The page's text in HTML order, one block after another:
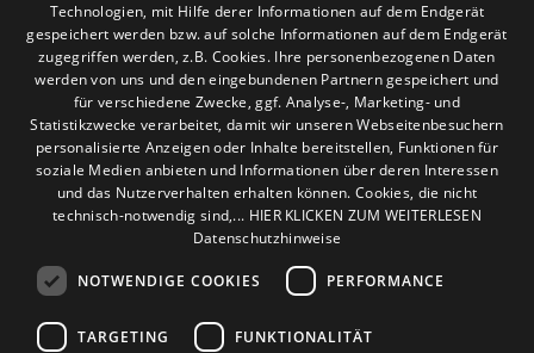
Standort
Verden
Technologien, mit Hilfe derer Informationen auf dem Endgerät
gespeichert werden bzw. auf solche Informationen auf dem Endgerät
zugegriffen werden, z.B. Cookies. Ihre personenbezogenen Daten
werden von uns und den eingebundenen Partnern gespeichert und
für verschiedene Zwecke, ggf. Analyse-, Marketing- und
Statistikzwecke verarbeitet, damit wir unseren Webseitenbesuchern
personalisierte Anzeigen oder Inhalte bereitstellen, Funktionen für
soziale Medien anbieten und Informationen über deren Interessen
und das Nutzerverhalten erhalten können. Cookies, die nicht
technisch-notwendig sind,... HIER KLICKEN ZUM WEITERLESEN
Datenschutzhinweise
NOTWENDIGE COOKIES PERFORMANCE
TARGETING FUNKTIONALITÄT